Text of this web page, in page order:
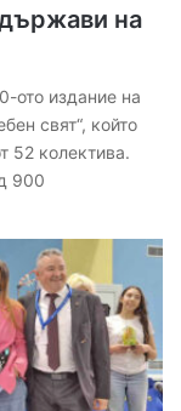
на
ото издание на
свят“, който
52 колектива.
900